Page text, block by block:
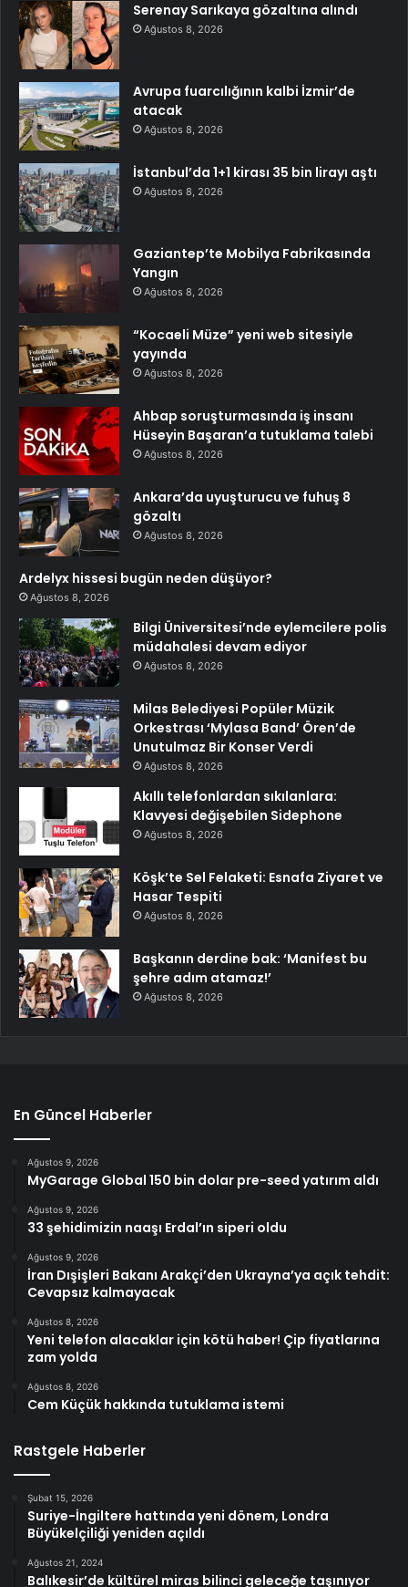
Serenay Sarıkaya gözaltına alındı
Ağustos 8, 2026
Avrupa fuarcılığının kalbi İzmir’de
atacak
Ağustos 8, 2026
İstanbul’da 1+1 kirası 35 bin lirayı aştı
Ağustos 8, 2026
Gaziantep’te Mobilya Fabrikasında
Yangın
Ağustos 8, 2026
“Kocaeli Müze” yeni web sitesiyle
yayında
Ağustos 8, 2026
Ahbap soruşturmasında iş insanı
Hüseyin Başaran’a tutuklama talebi
Ağustos 8, 2026
Ankara’da uyuşturucu ve fuhuş 8
gözaltı
Ağustos 8, 2026
Ardelyx hissesi bugün neden düşüyor?
Ağustos 8, 2026
Bilgi Üniversitesi’nde eylemcilere polis
müdahalesi devam ediyor
Ağustos 8, 2026
Milas Belediyesi Popüler Müzik
Orkestrası ‘Mylasa Band’ Ören’de
Unutulmaz Bir Konser Verdi
Ağustos 8, 2026
Akıllı telefonlardan sıkılanlara:
Klavyesi değişebilen Sidephone
Ağustos 8, 2026
Köşk’te Sel Felaketi: Esnafa Ziyaret ve
Hasar Tespiti
Ağustos 8, 2026
Başkanın derdine bak: ‘Manifest bu
şehre adım atamaz!’
Ağustos 8, 2026
En Güncel Haberler
Ağustos 9, 2026
MyGarage Global 150 bin dolar pre-seed yatırım aldı
Ağustos 9, 2026
33 şehidimizin naaşı Erdal’ın siperi oldu
Ağustos 9, 2026
İran Dışişleri Bakanı Arakçi’den Ukrayna’ya açık tehdit:
Cevapsız kalmayacak
Ağustos 8, 2026
Yeni telefon alacaklar için kötü haber! Çip fiyatlarına
zam yolda
Ağustos 8, 2026
Cem Küçük hakkında tutuklama istemi
Rastgele Haberler
Şubat 15, 2026
Suriye-İngiltere hattında yeni dönem, Londra
Büyükelçiliği yeniden açıldı
Ağustos 21, 2024
Balıkesir’de kültürel miras bilinci geleceğe taşınıyor